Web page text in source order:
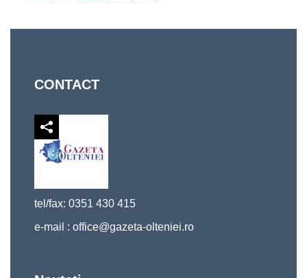
CONTACT
tel/fax: 0351 430 415
e-mail : office@gazeta-olteniei.ro